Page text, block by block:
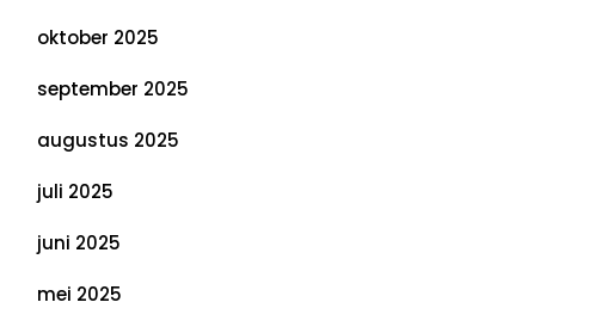
oktober 2025
september 2025
augustus 2025
juli 2025
juni 2025
mei 2025